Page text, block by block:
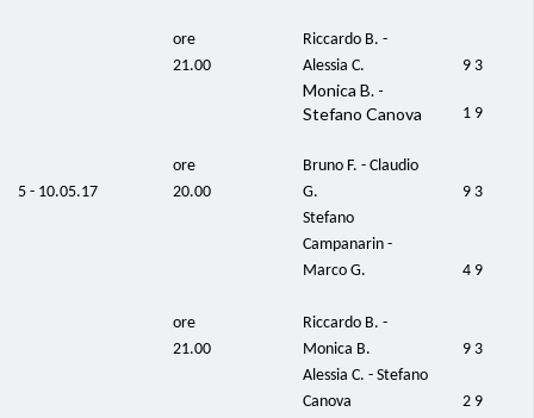
ore
21.00
Riccardo B. -
Alessia C.
9 3
Monica B. -
Stefano Canova
1 9
5 - 10.05.17
ore
20.00
Bruno F. - Claudio
G.
9 3
Stefano
Campanarin -
Marco G.
4 9
ore
21.00
Riccardo B. -
Monica B.
9 3
Alessia C. - Stefano
Canova
2 9